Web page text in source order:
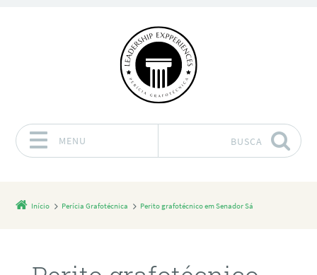
MENU BUSCA
Início Perícia Grafotécnica Perito grafotécnico em Senador Sá